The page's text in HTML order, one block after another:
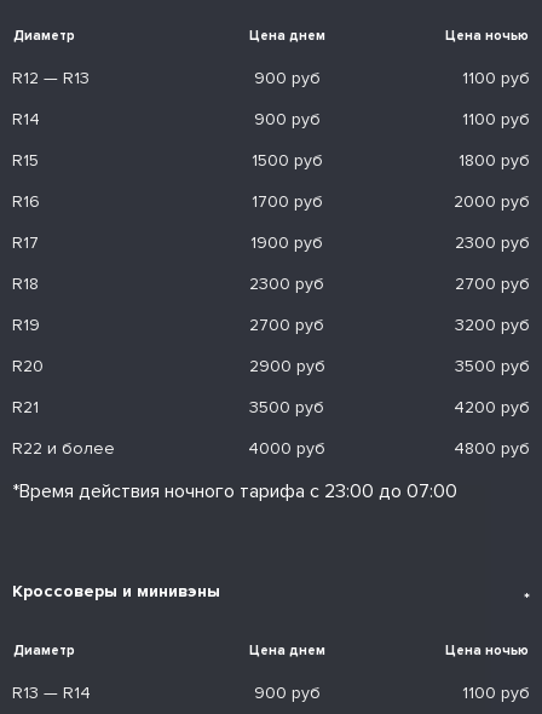
Диаметр Цена днем Цена ночью
R12 — R13 900 руб
1100 руб
R14
900 руб
1100 руб
R15
1500 руб
1800 руб
R16
1700 руб
2000 руб
R17
1900 руб
2300 руб
R18
2300 руб
2700 руб
R19
2700 руб
3200 руб
R20
2900 руб
3500 руб
R21
3500 руб
4200 руб
R22 и более
4000 руб 4800 руб
*Время действия ночного тарифа с 23:00 до 07:00
Кроссоверы и минивэны *
Диаметр Цена днем Цена ночью
R13 — R14 900 руб
1100 руб